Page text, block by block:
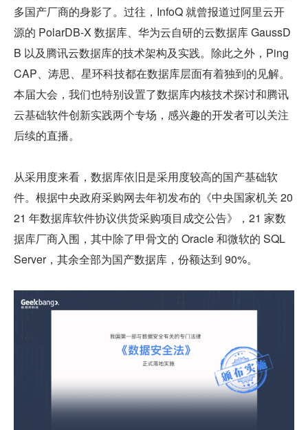
多国产厂商的身影了。过往，InfoQ 就曾报道过阿里云开
源的 PolarDB-X 数据库、华为云自研的云数据库 GaussD
B 以及腾讯云数据库的技术架构及实践。除此之外，Ping
CAP、涛思、星环科技都在数据库层面有着独到的见解。
本届大会，我们也特别设置了数据库内核技术探讨和腾讯
云基础软件创新实践两个专场，感兴趣的开发者可以关注
后续的直播。
从采用度来看，数据库依旧是采用度较高的国产基础软
件。根据中央政府采购网去年初发布的《中央国家机关 20
21 年数据库软件协议供货采购项目成交公告》，21 家数
据库厂商入围，其中除了甲骨文的 Oracle 和微软的 SQL
Server，其余全部为国产数据库，份额达到 90%。